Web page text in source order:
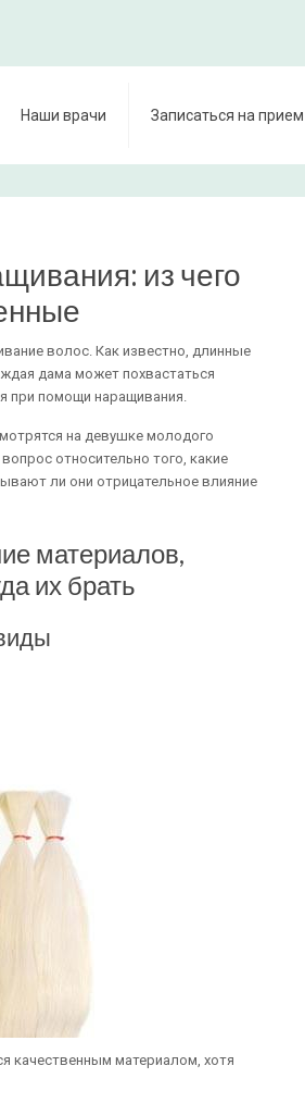
Наши врачи Записаться на прием
из чего
волос. Как известно, длинные
дама может похвастаться
при помощи наращивания.
на девушке молодого
относительно того, какие
ли они отрицательное влияние
материалов,
их брать
качественным материалом, хотя